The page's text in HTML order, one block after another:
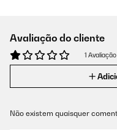
Avaliação do cliente
1 Avaliação
Não existem quaisquer